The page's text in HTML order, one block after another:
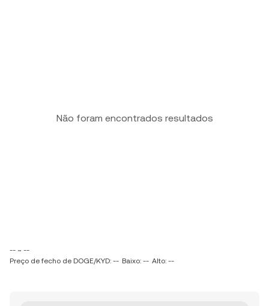
Não foram encontrados resultados
-- ~ --
Preço de fecho de DOGE/KYD: -- Baixo: -- Alto: --